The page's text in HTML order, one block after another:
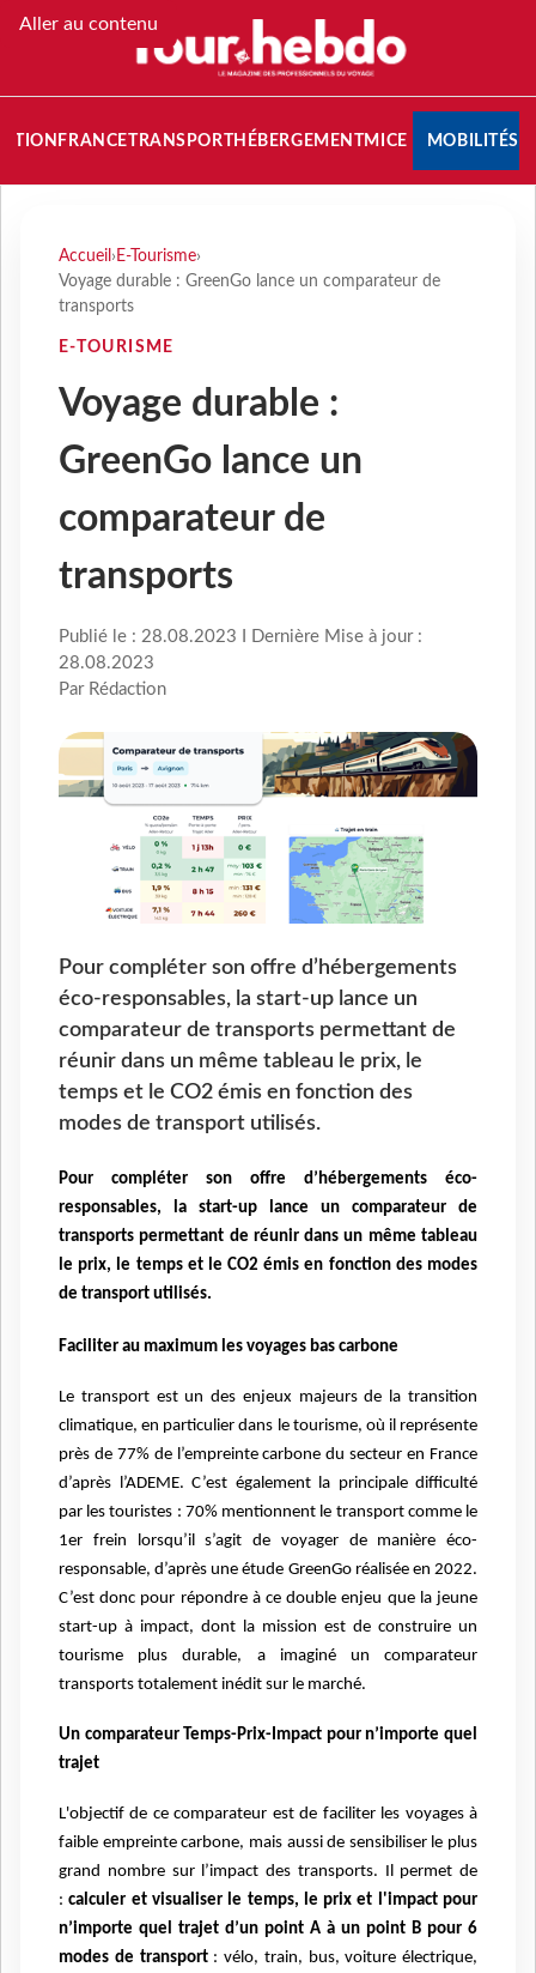
Aller au contenu
FRANCETRANSPORT HÉBERGEMENTMICE MOBILITÉS
Accueil › E-Tourisme›
Voyage durable : GreenGo lance un comparateur de
transports
E-TOURISME
Voyage durable :
GreenGo lance un
comparateur de
transports
Publié le : 28.08.2023 I Dernière Mise à jour :
28.08.2023
Par Rédaction
Pour compléter son offre d’hébergements
éco-responsables, la start-up lance un
comparateur de transports permettant de
réunir dans un même tableau le prix, le
temps et le CO2 émis en fonction des
modes de transport utilisés.
Pour compléter son offre d’hébergements éco-
responsables, la start-up lance un comparateur de
transports permettant de réunir dans un même tableau
le prix, le temps et le CO2 émis en fonction des modes
de transport utilisés.
Faciliter au maximum les voyages bas carbone
Le transport est un des enjeux majeurs de la transition
climatique, en particulier dans le tourisme, où il représente
près de 77% de l’empreinte carbone du secteur en France
d’après l’ADEME. C’est également la principale difficulté
par les touristes : 70% mentionnent le transport comme le
1er frein lorsqu’il s’agit de voyager de manière éco-
responsable, d’après une étude GreenGo réalisée en 2022.
C’est donc pour répondre à ce double enjeu que la jeune
start-up à impact, dont la mission est de construire un
tourisme plus durable, a imaginé un comparateur
transports totalement inédit sur le marché.
Un comparateur Temps-Prix-Impact pour n’importe quel
trajet
L'objectif de ce comparateur est de faciliter les voyages à
faible empreinte carbone, mais aussi de sensibiliser le plus
grand nombre sur l’impact des transports. Il permet de
: calculer et visualiser le temps, le prix et l'impactpour
n’importe quel trajet d’un point A à un point B pour 6
modes de transport : vélo, train, bus, voiture électrique,